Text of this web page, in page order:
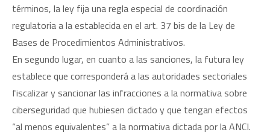
términos, la ley fija una regla especial de coordinación
regulatoria a la establecida en el art. 37 bis de la Ley de
Bases de Procedimientos Administrativos.
En segundo lugar, en cuanto a las sanciones, la futura ley
establece que corresponderá a las autoridades sectoriales
fiscalizar y sancionar las infracciones a la normativa sobre
ciberseguridad que hubiesen dictado y que tengan efectos
“al menos equivalentes” a la normativa dictada por la ANCI.